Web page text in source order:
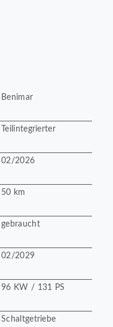
Benimar
Teilintegrierter
02/2026
50 km
gebraucht
02/2029
96 KW / 131 PS
Schaltgetriebe